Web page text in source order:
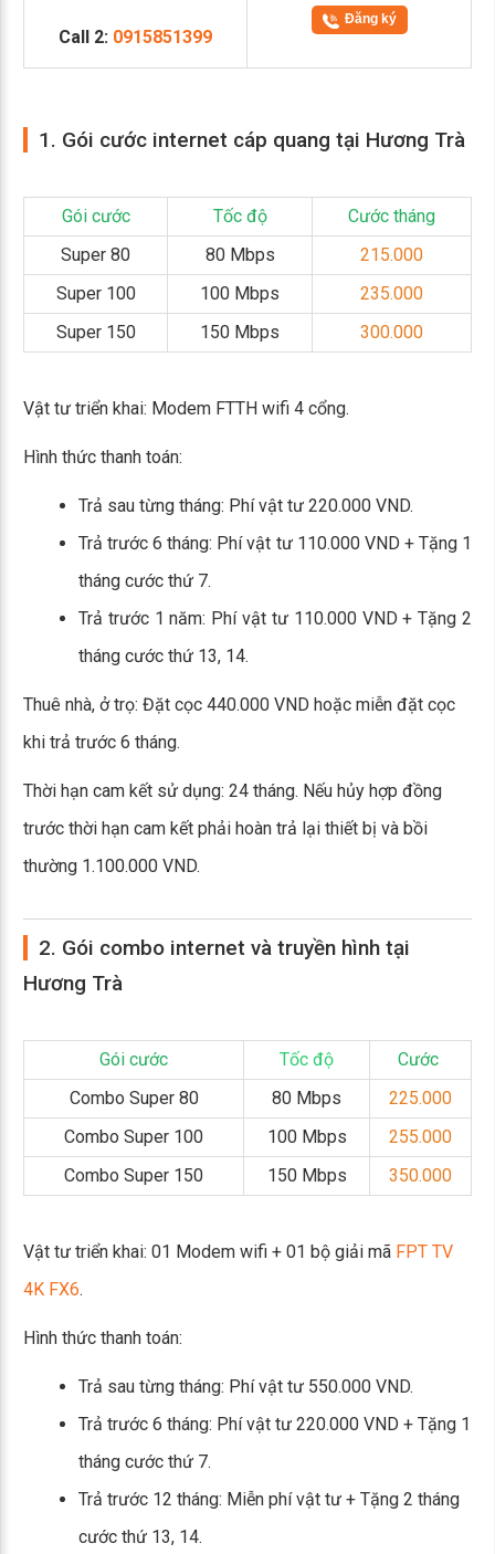
Call 2: 0915851399
Đăng ký
1. Gói cước internet cáp quang tại Hương Trà
Gói cước Tốc độ
Cước tháng
Super 80
80 Mbps
215.000
Super 100
100 Mbps
235.000
Super 150
150 Mbps 300.000
Vật tư triển khai: Modem FTTH wifi 4 cổng.
Hình thức thanh toán:
Trả sau từng tháng: Phí vật tư 220.000 VND.
Trả trước 6 tháng: Phí vật tư 110.000 VND + Tặng 1
tháng cước thứ 7.
Trả trước 1 năm: Phí vật tư 110.000 VND + Tặng 2
tháng cước thứ 13, 14.
Thuê nhà, ở trọ: Đặt cọc 440.000 VND hoặc miễn đặt cọc
khi trả trước 6 tháng.
Thời hạn cam kết sử dụng: 24 tháng. Nếu hủy hợp đồng
trước thời hạn cam kết phải hoàn trả lại thiết bị và bồi
thường 1.100.000 VND.
2. Gói combo internet và truyền hình tại
Hương Trà
Gói cước Tốc độ
Cước
Combo Super 80
80 Mbps
225.000
Combo Super 100
100 Mbps
255.000
Combo Super 150
150 Mbps 350.000
Vật tư triển khai: 01 Modem wifi + 01 bộ giải mã FPT TV
4K FX6.
Hình thức thanh toán:
Trả sau từng tháng: Phí vật tư 550.000 VND.
Trả trước 6 tháng: Phí vật tư 220.000 VND + Tặng 1
tháng cước thứ 7.
Trả trước 12 tháng: Miễn phí vật tư + Tặng 2 tháng
cước thứ 13, 14.